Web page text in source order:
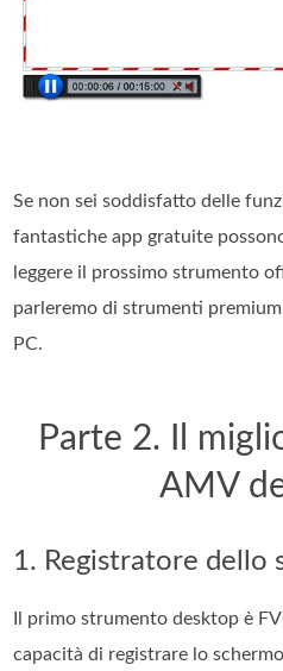
Se non sei soddisfatto delle
fantastiche app gratuite
leggere il prossimo strumento
parleremo di strumenti
PC.
Parte 2. Il
AMV
1. Registratore dello
Il primo strumento desktop è
capacità di registrare lo